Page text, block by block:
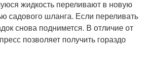
жидкость переливают в новую
садового шланга. Если переливать
снова поднимется. В отличие от
позволяет получить гораздо